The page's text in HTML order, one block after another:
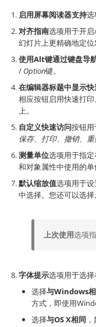
启用屏幕阅读器支持选
对齐指南选项用于开
幻灯片上更精确地定位
使用Alt键通过键盘导
/ Option键。
在编辑器标题中显示
相应按钮启用快速打
上。
自定义快速访问按钮
保存、 打印、 撤销、
测量单位选项用于指
和对象属性中使用的
默认缩放值选项用于
中选择。您还可以选择
上次使用选项
字体提示选项用于选择
选择与Windows
方式，即使用
选择与OS X相同